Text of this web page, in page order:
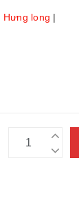
Hưng long |